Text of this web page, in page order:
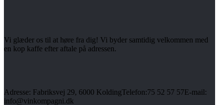
Vi glæder os til at høre fra dig! Vi byder samtidig velkommen med
en kop kaffe efter aftale på adressen.
Adresse: Fabriksvej 29, 6000 KoldingTelefon:75 52 57 57E-mail:
info@vinkompagni.dk